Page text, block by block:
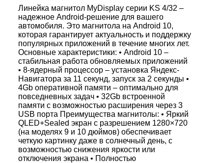
Линейка магнитол MyDisplay серии KS 4/32 –
надежное Android-решение для вашего
автомобиля. Это магнитола на Android 10,
которая гарантирует актуальность и поддержку
популярных приложений в течение многих лет.
Основные характеристики: • Android 10 –
стабильная работа обновляемых приложений
• 8-ядерный процессор – установка Яндекс-
Навигатора за 11 секунд, запуск за 2 секунды •
4Gb оперативной памяти – оптимально для
повседневных задач • 32Gb встроенной
памяти с возможностью расширения через 3
USB порта Преимущества магнитолы: • Яркий
QLED+Sealed экран с разрешением 1280×720
(на моделях 9 и 10 дюймов) обеспечивает
четкую картинку даже в солнечный день, с
возможностью снижения яркости или
отключения экрана • Полностью